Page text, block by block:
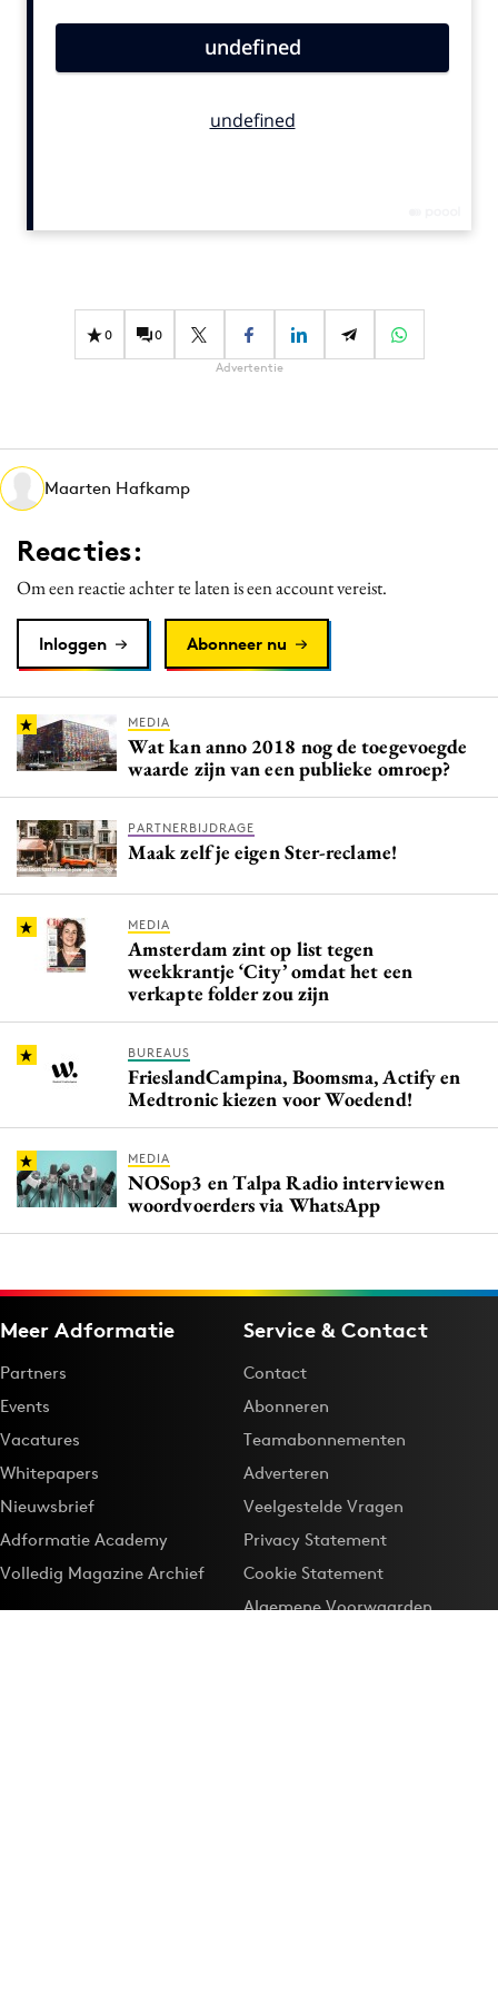
Bureaus
Effectiviteit
Interne communicatie
Martech
Merkstrategie
PR
Programmatic
Purpose Marketing
0 0
Advertentie
Maarten Hafkamp
Reacties:
Om een reactie achter te laten is een account vereist.
Inloggen Abonneer nu
MEDIA
Wat kan anno 2018 nog de toegevoegde
waarde zijn van een publieke omroep?
PARTNERBIJDRAGE
Maak zelf je eigen Ster-reclame!
MEDIA
Amsterdam zint op list tegen
weekkrantje ‘City’ omdat het een
verkapte folder zou zijn
BUREAUS
FrieslandCampina, Boomsma, Actify en
Medtronic kiezen voor Woedend!
MEDIA
NOSop3 en Talpa Radio interviewen
woordvoerders via WhatsApp
Meer Adformatie
Partners
Events
Vacatures
Whitepapers
Nieuwsbrief
Adformatie Academy
Volledig Magazine Archief
Service & Contact
Contact
Abonneren
Teamabonnementen
Adverteren
Veelgestelde Vragen
Privacy Statement
Cookie Statement
Algemene Voorwaarden